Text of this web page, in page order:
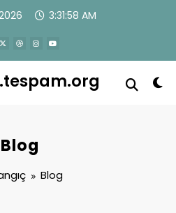
3:31:58 AM
Blog
Blog